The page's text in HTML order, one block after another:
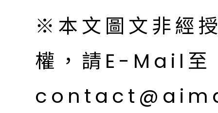
※本文圖文非經
權，請E-Mail至